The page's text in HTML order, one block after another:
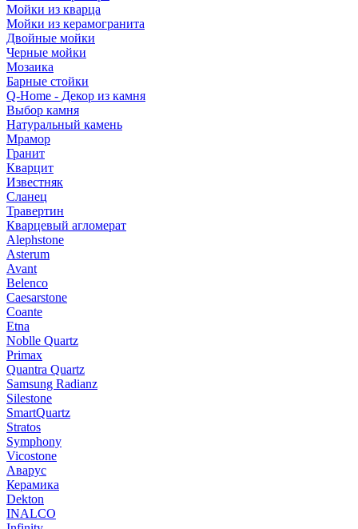
Мойки из кварца
Мойки из керамогранита
Двойные мойки
Черные мойки
Мозаика
Барные стойки
Q-Home - Декор из камня
Выбор камня
Натуральный камень
Мрамор
Гранит
Кварцит
Известняк
Сланец
Травертин
Кварцевый агломерат
Alephstone
Asterum
Avant
Belenco
Caesarstone
Coante
Etna
Noblle Quartz
Primax
Quantra Quartz
Samsung Radianz
Silestone
SmartQuartz
Stratos
Symphony
Vicostone
Аварус
Керамика
Dekton
INALCO